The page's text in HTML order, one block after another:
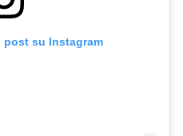
post su Instagram